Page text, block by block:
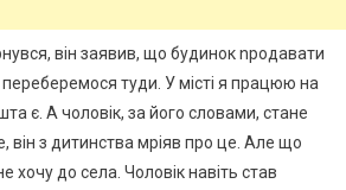
він заявив, що будинок nродавати
туди. У місті я працюю на
є. А чоловік, за його словами, стане
з дитинства мріяв про це. Але що
хочу до села. Чоловік навіть став